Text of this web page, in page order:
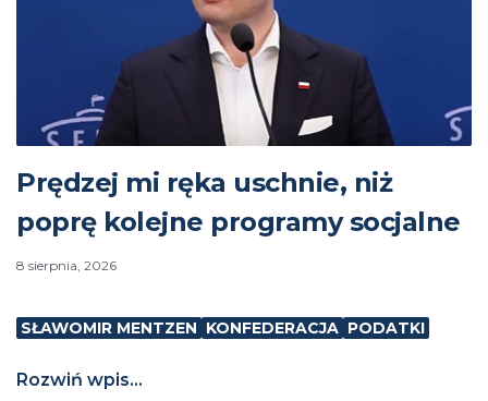
Prędzej mi ręka uschnie, niż
poprę kolejne programy socjalne
8 sierpnia, 2026
SŁAWOMIR MENTZEN KONFEDERACJA PODATKI
Rozwiń wpis...